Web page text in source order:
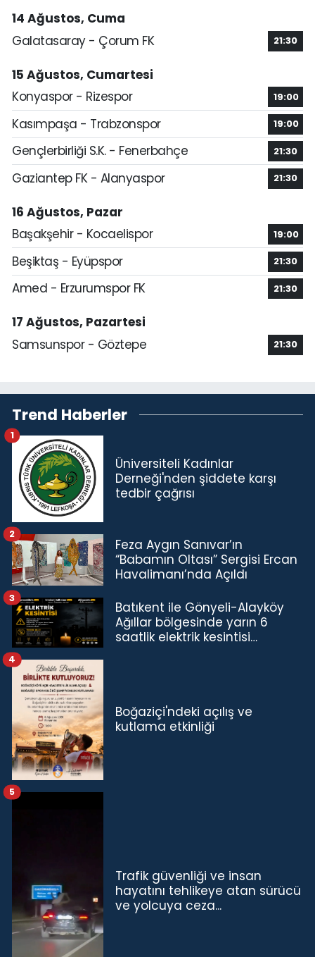
14 Ağustos, Cuma
Galatasaray - Çorum FK
21:30
15 Ağustos, Cumartesi
Konyaspor - Rizespor
19:00
Kasımpaşa - Trabzonspor 19:00
Gençlerbirliği S.K. - Fenerbahçe 21:30
Gaziantep FK - Alanyaspor 21:30
16 Ağustos, Pazar
Başakşehir - Kocaelispor
19:00
Beşiktaş - Eyüpspor 21:30
Amed - Erzurumspor FK 21:30
17 Ağustos, Pazartesi
Samsunspor - Göztepe
21:30
Trend Haberler
Üniversiteli Kadınlar
Derneği'nden şiddete karşı
tedbir çağrısı
1
Feza Aygın Sanıvar’ın
“Babamın Oltası” Sergisi Ercan
Havalimanı’nda Açıldı
2
Batıkent ile Gönyeli-Alayköy
Ağıllar bölgesinde yarın 6
saatlik elektrik kesintisi…
3
Boğaziçi'ndeki açılış ve
kutlama etkinliği
4
Trafik güvenliği ve insan
hayatını tehlikeye atan sürücü
ve yolcuya ceza...
5